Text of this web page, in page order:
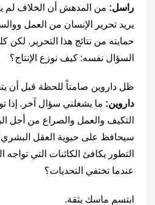
راسل: من المدهش أن الخلاف لم
يريد تحرير الإنسان من العمل
حمايته من نتائج هذا التحرير. لكن
السؤال نفسه: كيف نوزع الإنتاج؟
ظل داروين صامتاً للحظة قبل أن
داروين: ما يشغلني سؤال آخر. إذا
التكيف والعمل والصراع من أجل
سيحافظ على حيوية العقل
التطور يكافئ الكائنات التي تواجه
عندما تختفي التحديات؟
ابتسم ماسك بثقة.